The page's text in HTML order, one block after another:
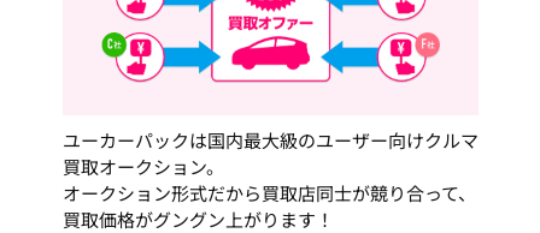
ユーカーパックは国内最大級のユーザー向けクルマ
買取オークション。
オークション形式だから買取店同士が競り合って、
買取価格がグングン上がります！